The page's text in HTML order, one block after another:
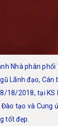
Nhà phân
Lãnh đạo,
18/2018, tại KS
tạo và Cung
tốt đẹp.